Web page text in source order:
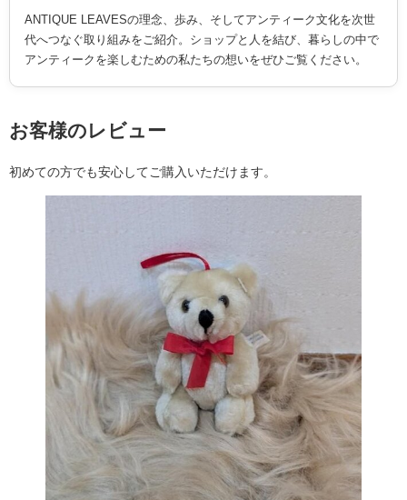
ANTIQUE LEAVESの理念、歩み、そしてアンティーク文化を次世
代へつなぐ取り組みをご紹介。ショップと人を結び、暮らしの中で
アンティークを楽しむための私たちの想いをぜひご覧ください。
お客様のレビュー
初めての方でも安心してご購入いただけます。